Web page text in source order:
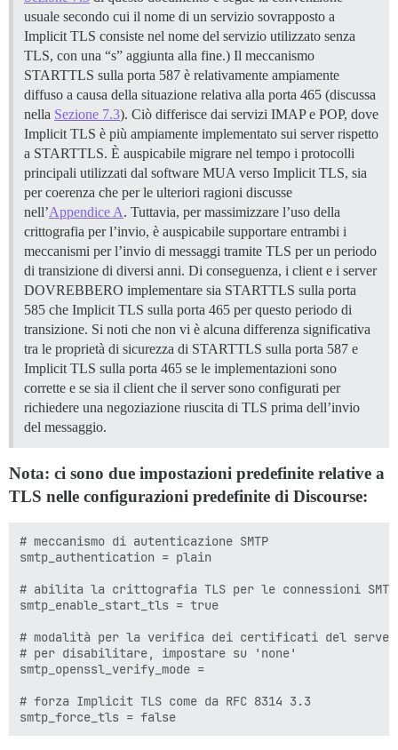
usuale secondo cui il nome di un servizio sovrapposto a
Implicit TLS consiste nel nome del servizio utilizzato senza
TLS, con una “s” aggiunta alla fine.) Il meccanismo
STARTTLS sulla porta 587 è relativamente ampiamente
diffuso a causa della situazione relativa alla porta 465 (discussa
nella Sezione 7.3). Ciò differisce dai servizi IMAP e POP, dove
Implicit TLS è più ampiamente implementato sui server rispetto
a STARTTLS. È auspicabile migrare nel tempo i protocolli
principali utilizzati dal software MUA verso Implicit TLS, sia
per coerenza che per le ulteriori ragioni discusse
nell’Appendice A. Tuttavia, per massimizzare l’uso della
crittografia per l’invio, è auspicabile supportare entrambi i
meccanismi per l’invio di messaggi tramite TLS per un periodo
di transizione di diversi anni. Di conseguenza, i client e i server
DOVREBBERO implementare sia STARTTLS sulla porta
585 che Implicit TLS sulla porta 465 per questo periodo di
transizione. Si noti che non vi è alcuna differenza significativa
tra le proprietà di sicurezza di STARTTLS sulla porta 587 e
Implicit TLS sulla porta 465 se le implementazioni sono
corrette e se sia il client che il server sono configurati per
richiedere una negoziazione riuscita di TLS prima dell’invio
del messaggio.
Nota: ci sono due impostazioni predefinite relative a
TLS nelle configurazioni predefinite di Discourse:
# meccanismo di autenticazione SMTP
smtp_authentication = plain
# abilita la crittografia TLS per le connessioni SMTP
smtp_enable_start_tls = true
# modalità per la verifica dei certificati del server
# per disabilitare, impostare su 'none'
smtp_openssl_verify_mode =
# forza Implicit TLS come da RFC 8314 3.3